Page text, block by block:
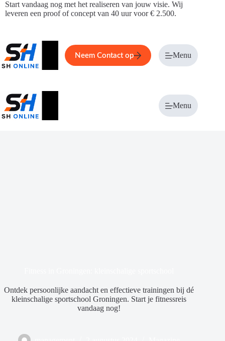
Ga
naar
Start vandaag nog met het realiseren van jouw visie. Wij
leveren een proof of concept van 40 uur voor € 2.500.
Home Service Over ons
Neem Contact op Menu
Menu
Ontdek persoonlijke aandacht en effectieve trainingen bij dé
kleinschalige sportschool Groningen. Start je fitnessreis
vandaag nog!